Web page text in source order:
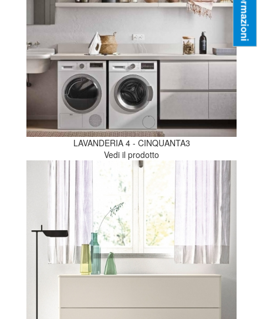
Informazioni
LAVANDERIA 4 - CINQUANTA3
Vedi il prodotto